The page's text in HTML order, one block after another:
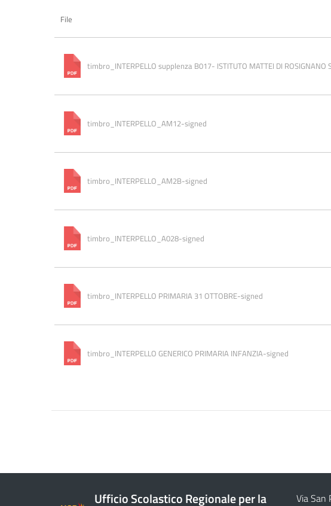
File
timbro_INTERPELLO supplenza B017- ISTITUTO MATTEI DI
timbro_INTERPELLO_AM12-signed
timbro_INTERPELLO_AM2B-signed
timbro_INTERPELLO_A028-signed
timbro_INTERPELLO PRIMARIA 31 OTTOBRE-signed
timbro_INTERPELLO GENERICO PRIMARIA INFANZIA-signed
Ufficio Scolastico Regionale per la Via San